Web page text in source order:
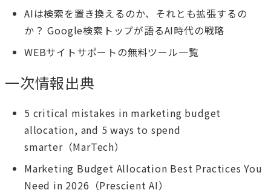
AIは検索を置き換えるのか、それとも拡張するの
か？ Google検索トップが語るAI時代の戦略
WEBサイトサポートの無料ツール一覧
一次情報出典
5 critical mistakes in marketing budget
allocation, and 5 ways to spend
smarter（MarTech）
Marketing Budget Allocation Best Practices You
Need in 2026（Prescient AI）